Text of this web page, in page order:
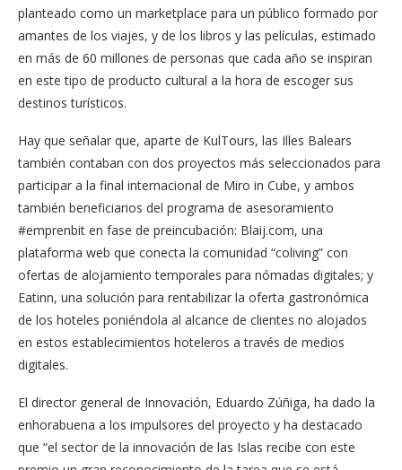
planteado como un marketplace para un público formado por
amantes de los viajes, y de los libros y las películas, estimado
en más de 60 millones de personas que cada año se inspiran
en este tipo de producto cultural a la hora de escoger sus
destinos turísticos.
Hay que señalar que, aparte de KulTours, las Illes Balears
también contaban con dos proyectos más seleccionados para
participar a la final internacional de Miro in Cube, y ambos
también beneficiarios del programa de asesoramiento
#emprenbit en fase de preincubación: Blaij.com, una
plataforma web que conecta la comunidad “coliving” con
ofertas de alojamiento temporales para nómadas digitales; y
Eatinn, una solución para rentabilizar la oferta gastronómica
de los hoteles poniéndola al alcance de clientes no alojados
en estos establecimientos hoteleros a través de medios
digitales.
El director general de Innovación, Eduardo Zúñiga, ha dado la
enhorabuena a los impulsores del proyecto y ha destacado
que “el sector de la innovación de las Islas recibe con este